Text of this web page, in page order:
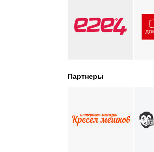
Партнеры